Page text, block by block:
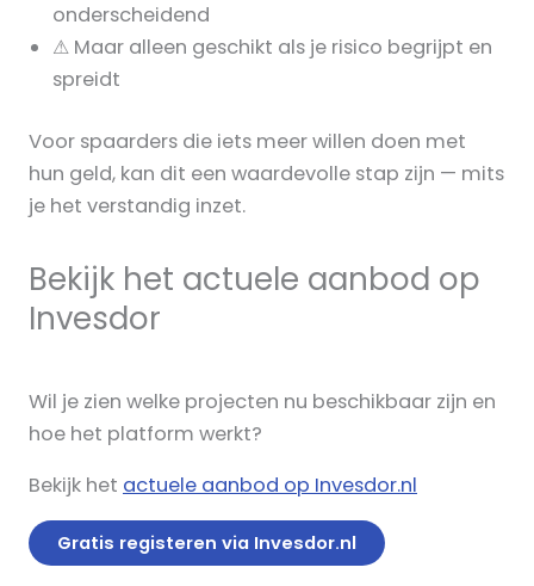
onderscheidend
⚠ Maar alleen geschikt als je risico begrijpt en
spreidt
Voor spaarders die iets meer willen doen met
hun geld, kan dit een waardevolle stap zijn — mits
je het verstandig inzet.
Bekijk het actuele aanbod op
Invesdor
Wil je zien welke projecten nu beschikbaar zijn en
hoe het platform werkt?
Bekijk het actuele aanbod op Invesdor.nl
Gratis registeren via Invesdor.nl